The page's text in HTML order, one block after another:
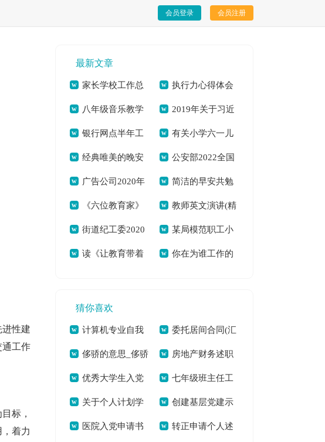
会员登录 会员注册
性建
通工作
标，
着力
最新文章
家长学校工作总
结[本文共812字]
执行力心得体会
[本文共6919字]
八年级音乐教学
计划[本文共4300字]
2019年关于习近
平总书记向国家勋章
和国家荣誉称号获得
者颁授勋章奖章并发
表重要讲话的思想汇
报[本文共939字]
银行网点半年工
作总结(精选多篇)[本
文共9790字]
有关小学六一儿
童节活动策划方案
[本文共3692字]
经典唯美的晚安
心语QQ[本文共3674
字]
公安部2022全国
中小学生安全教育日
观后感（通用多篇）
[本文共5071字]
广告公司2020年
度工作计划[本文共
3413字]
简洁的早安共勉
句子朋友圈[本文共
7361字]
《六位教育家》
读后感——学习陶行
知事迹有感[本文共
教师英文演讲(精
选多篇)[本文共1480
字]
街道纪工委2020
年上半年工作总结及
文共2929字]
某局模范职工小
家先进事迹材料[本
读《让教育带着
做一位有温度的教师
[本文共1007字]
你在为谁工作的
猜你喜欢
计算机专业自我
评价[本文共2740字]
委托居间合同(汇
编13篇)[本文共
14701字]
侈骄的意思_侈骄
的拼音[本文共34字]
房地产财务述职
报告(6篇)[本文共
10088字]
优秀大学生入党
申请书范文4000字
[本文共2349字]
七年级班主任工
作总结【热】[本文
共29918字]
关于个人计划学
生会汇编10篇[本文
创建基层党建示
范村工作汇报(精选
医院入党申请书 转正申请个人述